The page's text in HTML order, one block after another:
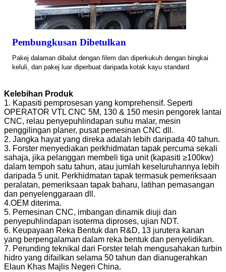
Pembungkusan Dibetulkan
Pakej dalaman dibalut dengan filem dan diperkukuh dengan bingkai
keluli, dan pakej luar diperbuat daripada kotak kayu standard
Kelebihan Produk
1. Kapasiti pemprosesan yang komprehensif. Seperti
OPERATOR VTL CNC 5M, 130 & 150 mesin pengorek lantai
CNC, relau penyepuhlindapan suhu malar, mesin
penggilingan planer, pusat pemesinan CNC dll.
2. Jangka hayat yang direka adalah lebih daripada 40 tahun.
3. Forster menyediakan perkhidmatan tapak percuma sekali
sahaja, jika pelanggan membeli tiga unit (kapasiti ≥100kw)
dalam tempoh satu tahun, atau jumlah keseluruhannya lebih
daripada 5 unit. Perkhidmatan tapak termasuk pemeriksaan
peralatan, pemeriksaan tapak baharu, latihan pemasangan
dan penyelenggaraan dll.
4.OEM diterima.
5. Pemesinan CNC, imbangan dinamik diuji dan
penyepuhlindapan isoterma diproses, ujian NDT.
6. Keupayaan Reka Bentuk dan R&D, 13 jurutera kanan
yang berpengalaman dalam reka bentuk dan penyelidikan.
7. Perunding teknikal dari Forster telah mengusahakan turbin
hidro yang difailkan selama 50 tahun dan dianugerahkan
Elaun Khas Majlis Negeri China.